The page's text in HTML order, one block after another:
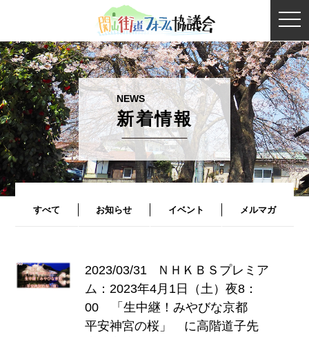
新着情報
すべて お知らせ イベント メルマガ
2023/03/31
ＮＨＫＢＳプレミア
ム：2023年4月1日（土）夜8：
00 「生中継！みやびな京都
平安神宮の桜」 に高階道子先